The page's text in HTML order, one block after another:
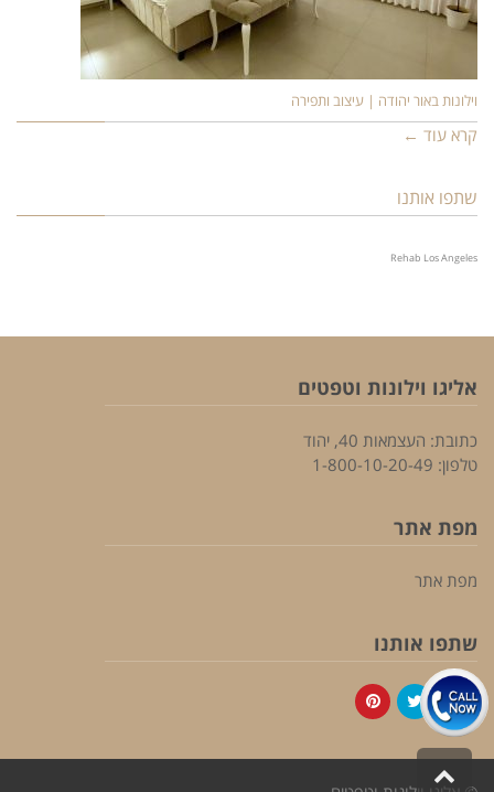
וילונות באור יהודה | עיצוב ותפירה
קרא עוד ←
שתפו אותנו
Rehab Los Angeles
אליגו וילונות וטפטים
כתובת: העצמאות 40, יהוד
טלפון: 1-800-10-20-49
מפת אתר
מפת אתר
שתפו אותנו
Facebook
Twitter
גלילה